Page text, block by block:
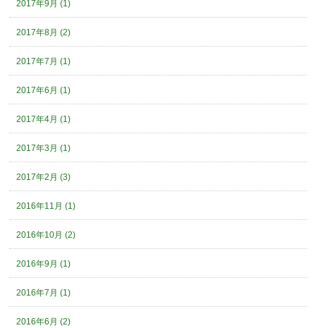
2017年9月 (1)
2017年8月 (2)
2017年7月 (1)
2017年6月 (1)
2017年4月 (1)
2017年3月 (1)
2017年2月 (3)
2016年11月 (1)
2016年10月 (2)
2016年9月 (1)
2016年7月 (1)
2016年6月 (2)